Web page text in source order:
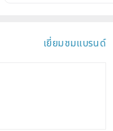
เยี่ยมชมแบรนด์